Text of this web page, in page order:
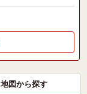
地図から探す